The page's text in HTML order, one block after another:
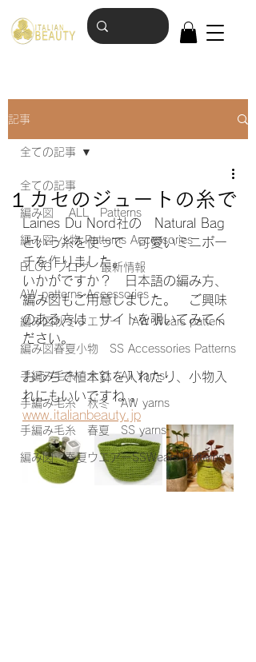
記事
全ての記事
編み図 ALL Patterns
編み図-小物 Patterns Accessories
BLOG ブログ 最新情報
AW patterns Accessories
編み図秋冬ウエアー AW Wears pattern
編み図春夏小物 SS Accessories Patterns
手編み毛糸 全て All Yarns
手編み毛糸 秋冬 AW yarns
手編み毛糸 春夏 SS yarns
編み図 春夏ウエアーSSWears Patterns
全ての記事
１カセのジュートの糸で
Laines Du Nord社の　Natural Bag
という糸を使って　可愛いミニポー
チを作りました。
いかがですか？　日本語の編み方、
編み図もご用意しました。　ご興味
のある方は　サイトを覗いてみてく
ださい。
おうちで植木鉢を入れたり、小物入
れにもいいですね 。
www.italianbeauty.jp